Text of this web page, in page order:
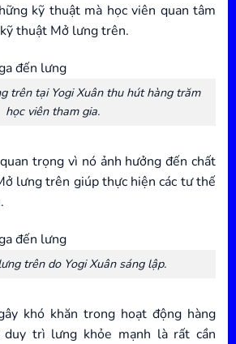
kỹ thuật mà học viên quan tâm
thuật Mở lưng trên.
trên tại Yogi Xuân thu hút hàng trăm
học viên tham gia.
trọng vì nó ảnh hưởng đến chất
lưng trên giúp thực hiện các tư thế
trên do Yogi Xuân sáng lập.
khó khăn trong hoạt động hàng
duy trì lưng khỏe mạnh là rất cần